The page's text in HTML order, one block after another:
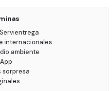
internacionales
ambiente
sorpresa